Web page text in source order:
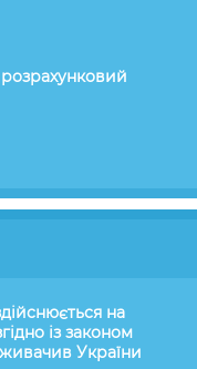
на
із законом
України